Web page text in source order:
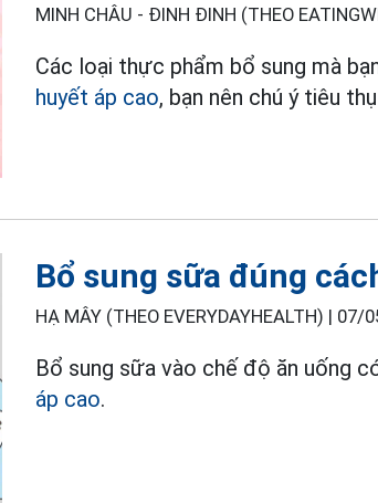
MINH CHÂU - ĐINH ĐINH (THEO
Các loại thực phẩm bổ sung mà
huyết áp cao, bạn nên chú ý tiêu
Bổ sung sữa đúng
HẠ MÂY (THEO EVERYDAYHEALTH) | 07/
Bổ sung sữa vào chế độ ăn uống
áp cao.